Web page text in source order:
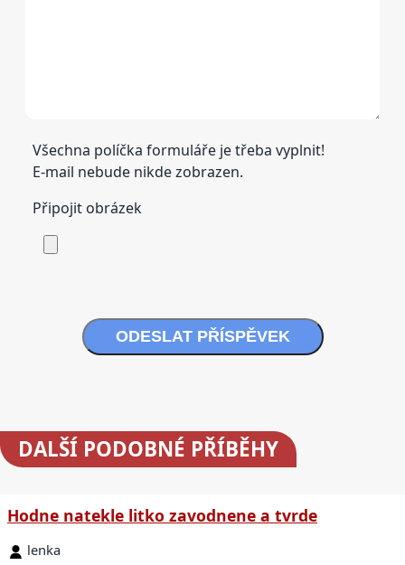
Všechna políčka formuláře je třeba vyplnit!
E-mail nebude nikde zobrazen.
Připojit obrázek
ODESLAT PŘÍSPĚVEK
DALŠÍ PODOBNÉ PŘÍBĚHY
Hodne natekle litko zavodnene a tvrde
lenka